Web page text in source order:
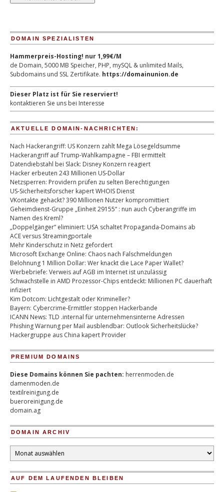
DOMAIN SPEZIALISTEN
Hammerpreis-Hosting! nur 1,99€/M
de Domain, 5000 MB Speicher, PHP, mySQL & unlimited Mails,
Subdomains und SSL Zertifikate. https://domainunion.de
Dieser Platz ist für Sie reserviert!
kontaktieren Sie uns bei Interesse
AKTUELLE DOMAIN-NACHRICHTEN:
Nach Hackerangriff: US Konzern zahlt Mega Lösegeldsumme
Hackerangriff auf Trump-Wahlkampagne – FBI ermittelt
Datendiebstahl bei Slack: Disney Konzern reagiert
Hacker erbeuten 243 Millionen US-Dollar
Netzsperren: Providern prüfen zu selten Berechtigungen
US-Sicherheitsforscher kapert WHOIS Dienst
VKontakte gehackt? 390 Millionen Nutzer kompromittiert
Geheimdienst-Gruppe „Einheit 29155“ : nun auch Cyberangriffe im
Namen des Kreml?
„Doppelgänger“ eliminiert: USA schaltet Propaganda-Domains ab
ACE versus Streamingportale
Mehr Kinderschutz in Netz gefordert
Microsoft Exchange Online: Chaos nach Falschmeldungen
Belohnung 1 Million Dollar: Wer knackt die Lace Paper Wallet?
Werbebriefe: Verweis auf AGB im Internet ist unzulässig
Schwachstelle in AMD Prozessor-Chips entdeckt: Millionen PC dauerhaft
infiziert
Kim Dotcom: Lichtgestalt oder Krimineller?
Bayern: Cybercrime-Ermittler stoppen Hackerbande
ICANN News: TLD .internal für unternehmensinterne Adressen
Phishing Warnung per Mail ausblendbar: Outlook Sicherheitslücke?
Hackergruppe aus China kapert Provider
PREMIUM DOMAINS
Diese Domains können Sie pachten: herrenmoden.de
damenmoden.de
textilreinigung.de
bueroreinigung.de
domain.ag
DOMAIN ARCHIV
Domain
Archiv
AUF DEM LAUFENDEN BLEIBEN